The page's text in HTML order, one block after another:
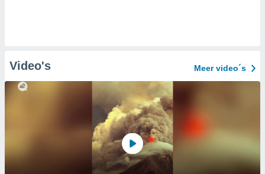
Video's Meer video´s